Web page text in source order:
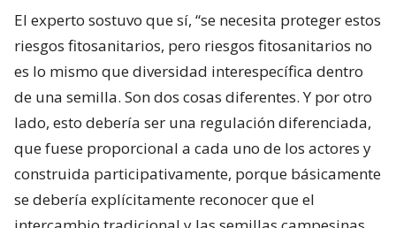
El experto sostuvo que sí, “se necesita proteger estos
riesgos fitosanitarios, pero riesgos fitosanitarios no
es lo mismo que diversidad interespecífica dentro
de una semilla. Son dos cosas diferentes. Y por otro
lado, esto debería ser una regulación diferenciada,
que fuese proporcional a cada uno de los actores y
construida participativamente, porque básicamente
se debería explícitamente reconocer que el